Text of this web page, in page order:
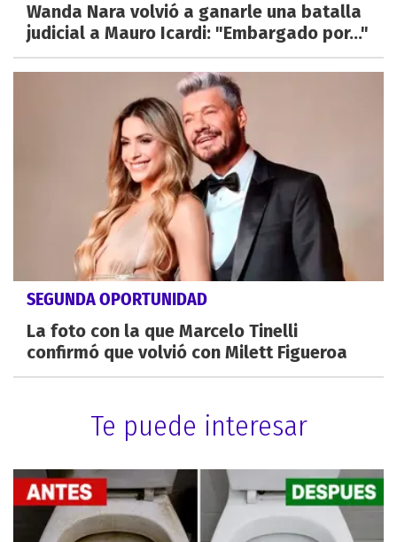
Wanda Nara volvió a ganarle una batalla
judicial a Mauro Icardi: "Embargado por..."
SEGUNDA OPORTUNIDAD
La foto con la que Marcelo Tinelli
confirmó que volvió con Milett Figueroa
Te puede interesar